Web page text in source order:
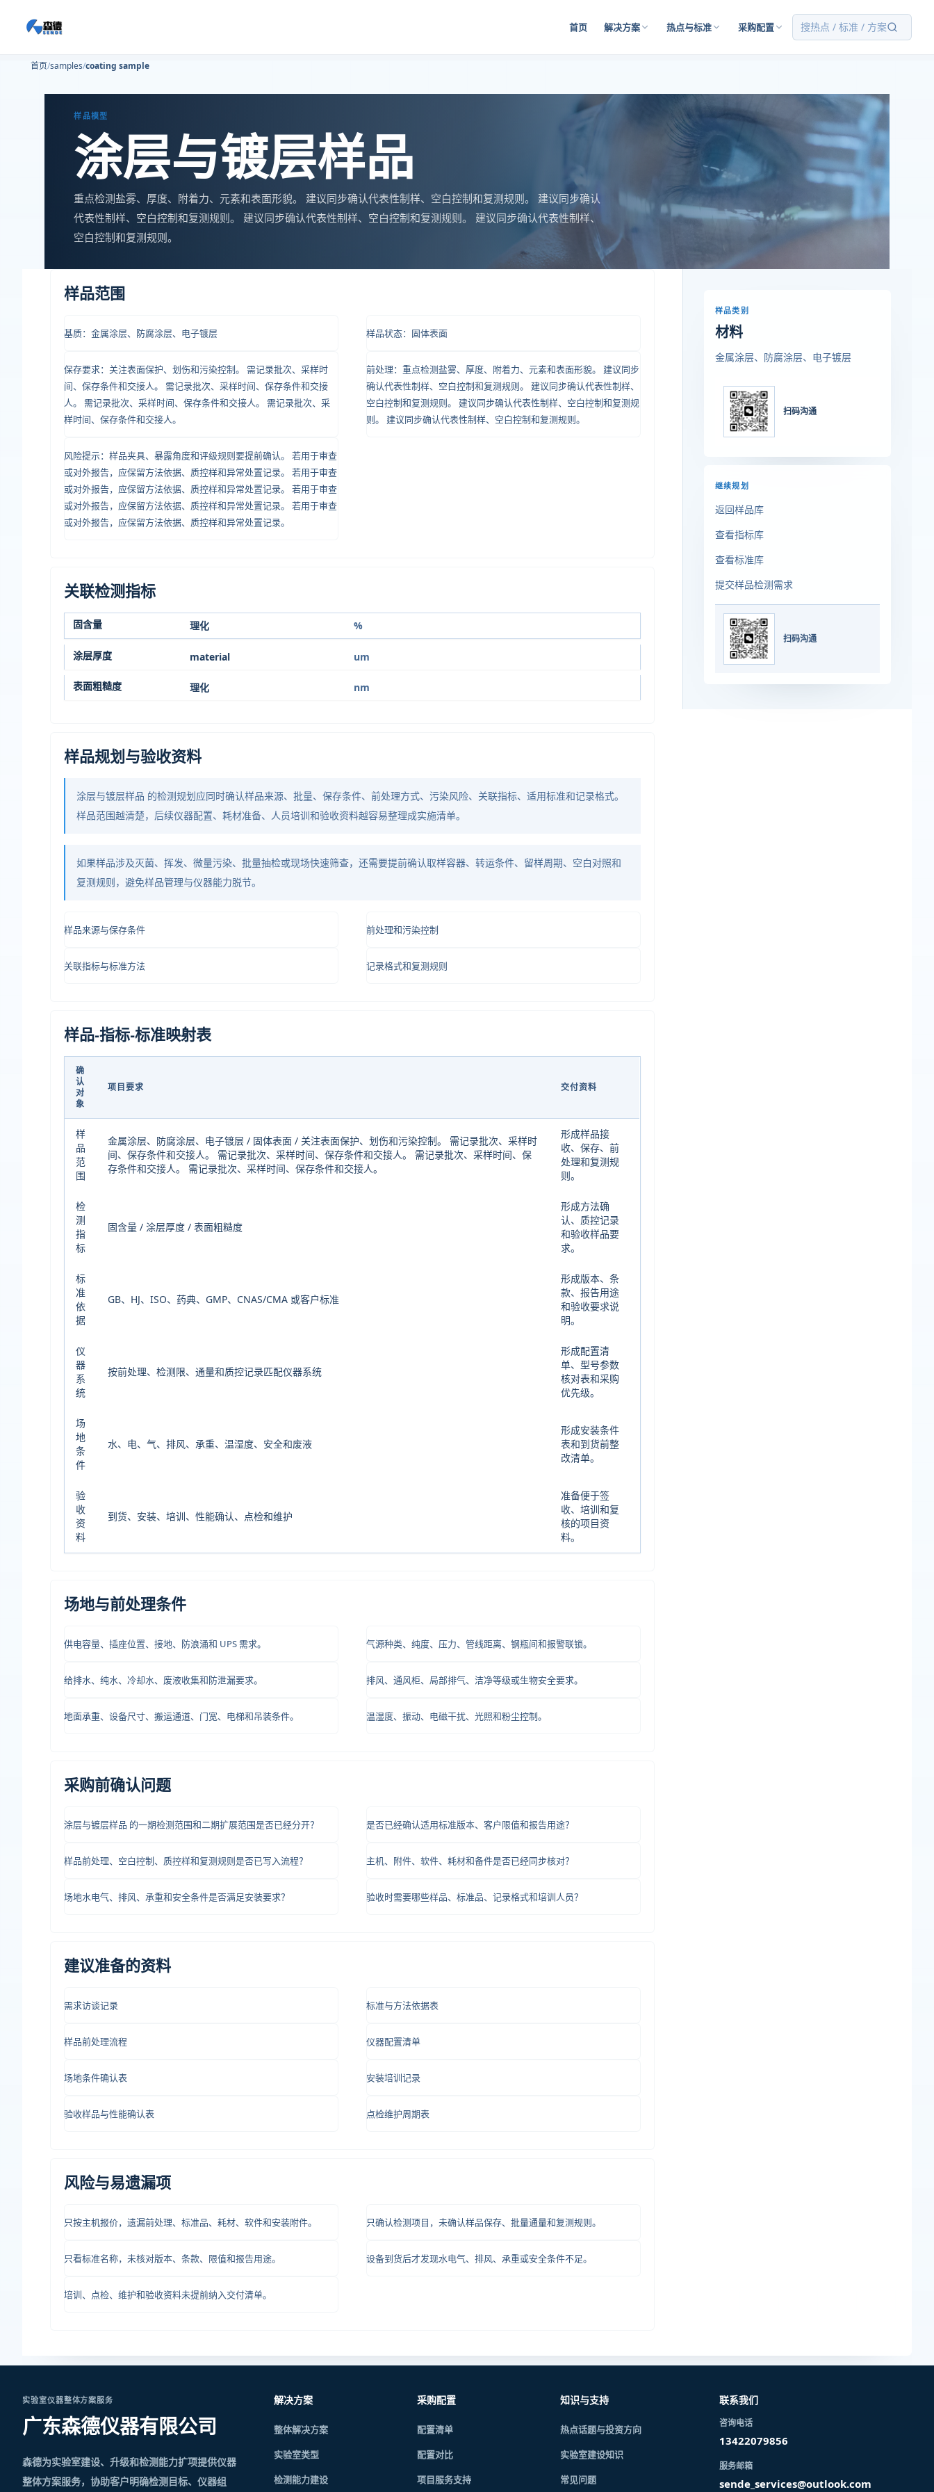
首页 解决方案 热点与标准 采购配置 搜热点 / 标准 / 方案
首页 samples coating sample
样品模型
涂层与镀层样品
重点检测盐雾、厚度、附着力、元素和表面形貌。 建议同步确认代表性制样、空白控制和复测规则。 建议同步确认
代表性制样、空白控制和复测规则。 建议同步确认代表性制样、空白控制和复测规则。 建议同步确认代表性制样、
空白控制和复测规则。
样品范围
基质：金属涂层、防腐涂层、电子镀层 样品状态：固体表面
保存要求：关注表面保护、划伤和污染控制。 需记录批次、采样时
间、保存条件和交接人。 需记录批次、采样时间、保存条件和交接
人。 需记录批次、采样时间、保存条件和交接人。 需记录批次、采
样时间、保存条件和交接人。
前处理：重点检测盐雾、厚度、附着力、元素和表面形貌。 建议同步
确认代表性制样、空白控制和复测规则。 建议同步确认代表性制样、
空白控制和复测规则。 建议同步确认代表性制样、空白控制和复测规
则。 建议同步确认代表性制样、空白控制和复测规则。
风险提示：样品夹具、暴露角度和评级规则要提前确认。 若用于审查
或对外报告，应保留方法依据、质控样和异常处置记录。 若用于审查
或对外报告，应保留方法依据、质控样和异常处置记录。 若用于审查
或对外报告，应保留方法依据、质控样和异常处置记录。 若用于审查
或对外报告，应保留方法依据、质控样和异常处置记录。
关联检测指标
固含量 理化 %
涂层厚度 material um
表面粗糙度 理化 nm
样品规划与验收资料
涂层与镀层样品 的检测规划应同时确认样品来源、批量、保存条件、前处理方式、污染风险、关联指标、适用标准和记录格式。
样品范围越清楚，后续仪器配置、耗材准备、人员培训和验收资料越容易整理成实施清单。
如果样品涉及灭菌、挥发、微量污染、批量抽检或现场快速筛查，还需要提前确认取样容器、转运条件、留样周期、空白对照和
复测规则，避免样品管理与仪器能力脱节。
样品来源与保存条件 前处理和污染控制
关联指标与标准方法 记录格式和复测规则
样品-指标-标准映射表
确
认
对
象
项目要求 交付资料
样
品
范
围
金属涂层、防腐涂层、电子镀层 / 固体表面 / 关注表面保护、划伤和污染控制。 需记录批次、采样时
间、保存条件和交接人。 需记录批次、采样时间、保存条件和交接人。 需记录批次、采样时间、保
存条件和交接人。 需记录批次、采样时间、保存条件和交接人。
形成样品接
收、保存、前
处理和复测规
则。
检
测
指
标
固含量 / 涂层厚度 / 表面粗糙度
形成方法确
认、质控记录
和验收样品要
求。
标
准
依
据
GB、HJ、ISO、药典、GMP、CNAS/CMA 或客户标准
形成版本、条
款、报告用途
和验收要求说
明。
仪
器
系
统
按前处理、检测限、通量和质控记录匹配仪器系统
形成配置清
单、型号参数
核对表和采购
优先级。
场
地
条
件
水、电、气、排风、承重、温湿度、安全和废液
形成安装条件
表和到货前整
改清单。
验
收
资
料
到货、安装、培训、性能确认、点检和维护
准备便于签
收、培训和复
核的项目资
料。
场地与前处理条件
供电容量、插座位置、接地、防浪涌和 UPS 需求。 气源种类、纯度、压力、管线距离、钢瓶间和报警联锁。
给排水、纯水、冷却水、废液收集和防泄漏要求。 排风、通风柜、局部排气、洁净等级或生物安全要求。
地面承重、设备尺寸、搬运通道、门宽、电梯和吊装条件。 温湿度、振动、电磁干扰、光照和粉尘控制。
采购前确认问题
涂层与镀层样品 的一期检测范围和二期扩展范围是否已经分开？ 是否已经确认适用标准版本、客户限值和报告用途？
样品前处理、空白控制、质控样和复测规则是否已写入流程？ 主机、附件、软件、耗材和备件是否已经同步核对？
场地水电气、排风、承重和安全条件是否满足安装要求？ 验收时需要哪些样品、标准品、记录格式和培训人员？
建议准备的资料
需求访谈记录 标准与方法依据表
样品前处理流程 仪器配置清单
场地条件确认表 安装培训记录
验收样品与性能确认表 点检维护周期表
风险与易遗漏项
只按主机报价，遗漏前处理、标准品、耗材、软件和安装附件。 只确认检测项目，未确认样品保存、批量通量和复测规则。
只看标准名称，未核对版本、条款、限值和报告用途。 设备到货后才发现水电气、排风、承重或安全条件不足。
培训、点检、维护和验收资料未提前纳入交付清单。
样品类别
材料
金属涂层、防腐涂层、电子镀层
扫码沟通
继续规划
返回样品库
查看指标库
查看标准库
提交样品检测需求
扫码沟通
实验室仪器整体方案服务
广东森德仪器有限公司
森德为实验室建设、升级和检测能力扩项提供仪器
整体方案服务，协助客户明确检测目标、仪器组
解决方案
整体解决方案
实验室类型
检测能力建设
采购配置
配置清单
配置对比
项目服务支持
知识与支持
热点话题与投资方向
实验室建设知识
常见问题
联系我们
咨询电话
13422079856
服务邮箱
sende_services@outlook.com